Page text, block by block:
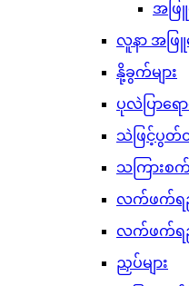
အဖ
လူနာ အဖြူ
နို့ခွက်များ
ပုလဲပြာရေ
သဲဖြင့်ပွတ်
သကြားစက်
လက်ဖက်ရည်
လက်ဖက်ရည်
ညှပ်များ